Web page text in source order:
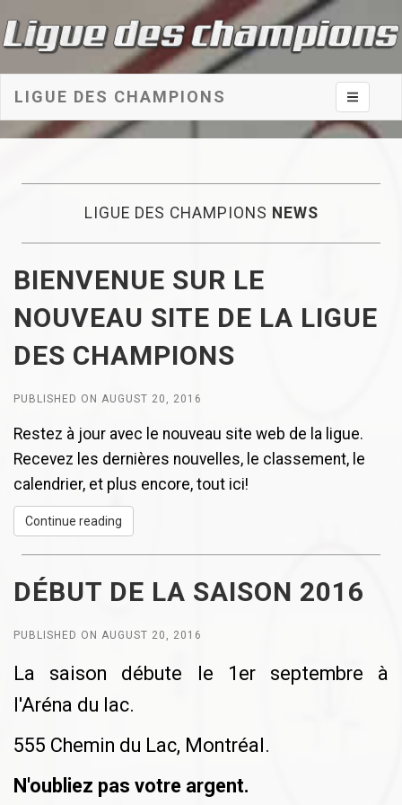
LIGUE DES CHAMPIONS Toggle
LIGUE DES CHAMPIONS NEWS
BIENVENUE SUR LE
NOUVEAU SITE DE LA LIGUE
DES CHAMPIONS
PUBLISHED ON AUGUST 20, 2016
Restez à jour avec le nouveau site web de la ligue.
Recevez les dernières nouvelles, le classement, le
calendrier, et plus encore, tout ici!
Continue reading
DÉBUT DE LA SAISON 2016
PUBLISHED ON AUGUST 20, 2016
La saison débute le 1er septembre à
l'Aréna du lac.
555 Chemin du Lac, Montréal.
N'oubliez pas votre argent.